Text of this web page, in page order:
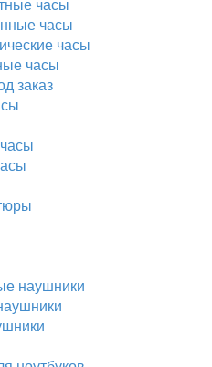
часы
часы
часы
заказ
наушники